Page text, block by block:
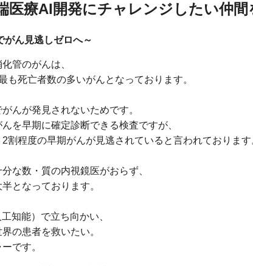
医療AI開発にチャレンジしたい仲間
がん見逃しゼロへ～
管のがんは、
も死亡者数の多いがんとなっております。
んが発見されないためです。
を早期に確定診断できる検査ですが、
割程度の早期がんが見逃されていると言われております
な数・質の内視鏡医がおらず、
となっております。
知能）で立ち向かい、
の患者を救いたい。
です。